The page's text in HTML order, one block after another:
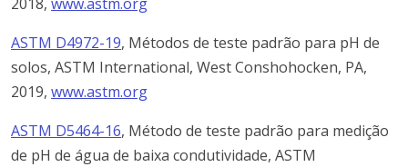
ASTM D4972-19, Métodos de teste padrão para pH de
solos, ASTM International, West Conshohocken, PA,
2019, www.astm.org
ASTM D5464-16, Método de teste padrão para medição
de pH de água de baixa condutividade, ASTM